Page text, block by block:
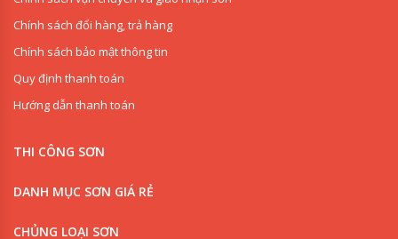
Chính sách đổi hàng, trả hàng
Chính sách bảo mật thông tin
Quy định thanh toán
Hướng dẫn thanh toán
THI CÔNG SƠN
DANH MỤC SƠN GIÁ RẺ
CHỦNG LOẠI SƠN